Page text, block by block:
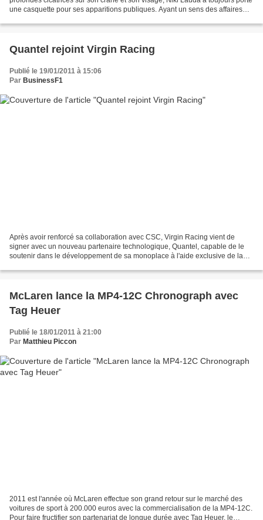
une casquette pour ses apparitions publiques. Ayant un sens des affaires
Quantel rejoint Virgin Racing
Publié le 19/01/2011 à 15:06
Par BusinessF1
Après avoir renforcé sa collaboration avec CSC, Virgin Racing vient de
signer avec un nouveau partenaire technologique, Quantel, capable de le
soutenir dans le développement de sa monoplace à l'aide exclusive de la
McLaren lance la MP4-12C Chronograph avec
Tag Heuer
Publié le 18/01/2011 à 21:00
Par Matthieu Piccon
2011 est l'année où McLaren effectue son grand retour sur le marché des
voitures de sport à 200.000 euros avec la commercialisation de la MP4-12C.
Pour faire fructifier son partenariat de longue durée avec Tag Heuer, le